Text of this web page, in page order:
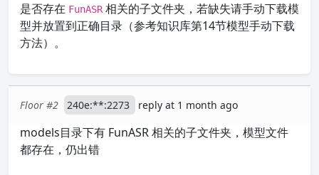
是否存在 FunASR相关的子文件夹，若缺失请手动下载模
型并放置到正确目录（参考知识库第14节模型手动下载
方法）。
Floor #2 240e:**:2273 reply at 1 month ago
models目录下有 FunASR 相关的子文件夹，模型文件
都存在，仍出错